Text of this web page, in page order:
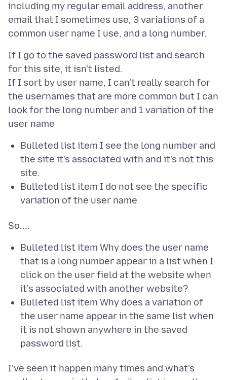
including my regular email address, another
email that I sometimes use, 3 variations of a
If I go to the saved password list and search
for this site, it isn't listed.
If I sort by user name, I can't really search for
the usernames that are more common but I can
look for the long number and 1 variation of the
Bulleted list item I see the long number and
the site it's associated with and it's not this
site.
Bulleted list item I do not see the specific
variation of the user name
Bulleted list item Why does the user name
that is a long number appear in a list when I
click on the user field at the website when
it's associated with another website?
Bulleted list item Why does a variation of
the user name appear in the same list when
it is not shown anywhere in the saved
password list.
I've seen it happen many times and what's